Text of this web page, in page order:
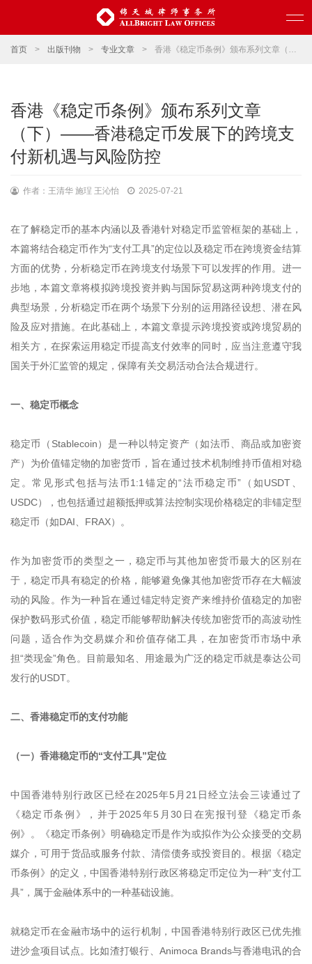
首页 > 出版刊物 > 专业文章 > 香港《稳定币条例》颁布系列文章（下）——香港稳定币发展下的跨境支付新机遇与风险防控
香港《稳定币条例》颁布系列文章
（下）——香港稳定币发展下的跨境支
付新机遇与风险防控
作者：王清华 施珵 王沁怡 2025-07-21
在了解稳定币的基本内涵以及香港针对稳定币监管框架的基础上，
本篇将结合稳定币作为“支付工具”的定位以及稳定币在跨境资金结算
方面的优势，分析稳定币在跨境支付场景下可以发挥的作用。进一
步地，本篇文章将模拟跨境投资并购与国际贸易这两种跨境支付的
典型场景，分析稳定币在两个场景下分别的运用路径设想、潜在风
险及应对措施。在此基础上，本篇文章提示跨境投资或跨境贸易的
相关方，在探索运用稳定币提高支付效率的同时，应当注意遵守我
国关于外汇监管的规定，保障有关交易活动合法合规进行。
一、稳定币概念
稳定币（Stablecoin）是一种以特定资产（如法币、商品或加密资
产）为价值锚定物的加密货币，旨在通过技术机制维持币值相对稳
定。常见形式包括与法币1:1锚定的“法币稳定币”（如USDT、
USDC），也包括通过超额抵押或算法控制实现价格稳定的非锚定型
稳定币（如DAI、FRAX）。
作为加密货币的类型之一，稳定币与其他加密货币最大的区别在
于，稳定币具有稳定的价格，能够避免像其他加密货币存在大幅波
动的风险。作为一种旨在通过锚定特定资产来维持价值稳定的加密
保护数码形式价值，稳定币能够帮助解决传统加密货币的高波动性
问题，适合作为交易媒介和价值存储工具，在加密货币市场中承
担“类现金”角色。目前最知名、用途最为广泛的稳定币就是泰达公司
发行的USDT。
二、香港稳定币的支付功能
（一）香港稳定币的“支付工具”定位
中国香港特别行政区已经在2025年5月21日经立法会三读通过了
《稳定币条例》，并于2025年5月30日在宪报刊登《稳定币条
例》。《稳定币条例》明确稳定币是作为或拟作为公众接受的交易
媒介，可用于货品或服务付款、清偿债务或投资目的。根据《稳定
币条例》的定义，中国香港特别行政区将稳定币定位为一种“支付工
具”，属于金融体系中的一种基础设施。
就稳定币在金融市场中的运行机制，中国香港特别行政区已优先推
进沙盒项目试点。比如渣打银行、Animoca Brands与香港电讯的合